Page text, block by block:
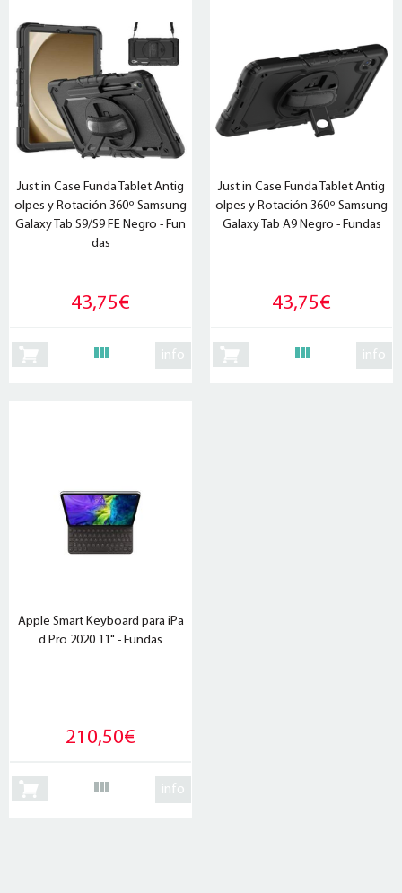
Just in Case Funda Tablet Antig
olpes y Rotación 360º Samsung
Galaxy Tab S9/S9 FE Negro - Fun
das
43,75€
info
Just in Case Funda Tablet Antig
olpes y Rotación 360º Samsung
Galaxy Tab A9 Negro - Fundas
43,75€
info
Apple Smart Keyboard para iPa
d Pro 2020 11" - Fundas
210,50€
info